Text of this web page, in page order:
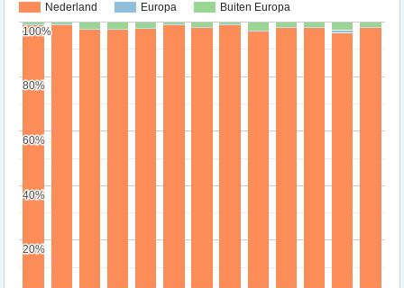
Nederland Europa Buiten Europa
20%
20%
40%
40%
60%
60%
80%
80%
100%
100%